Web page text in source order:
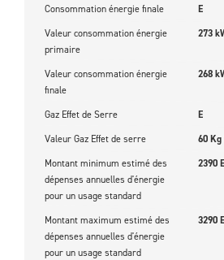
Consommation énergie finale E
Valeur consommation énergie
primaire
273
Valeur consommation énergie
finale
268
Gaz Effet de Serre E
Valeur Gaz Effet de serre 60
Montant minimum estimé des
dépenses annuelles d'énergie
pour un usage standard
2390
Montant maximum estimé des
dépenses annuelles d'énergie
pour un usage standard
3290